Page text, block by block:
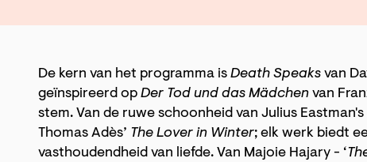
De kern van het programma is Death Speaksvan
geïnspireerd op Der Tod und das Mädchenvan
stem. Van de ruwe schoonheid van Julius Eastman's
Thomas Adès’ The Lover in Winter; elk werk biedt
vasthoudendheid van liefde. Van Majoie Hajary - ‘